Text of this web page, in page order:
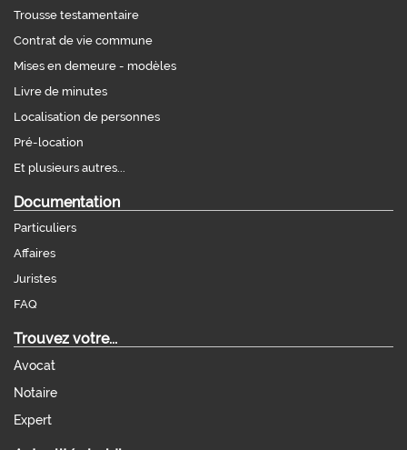
Trousse testamentaire
Contrat de vie commune
Mises en demeure - modèles
Livre de minutes
Localisation de personnes
Pré-location
Et plusieurs autres...
Documentation
Particuliers
Affaires
Juristes
FAQ
Trouvez votre...
Avocat
Notaire
Expert